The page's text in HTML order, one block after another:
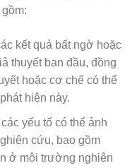
kết quả bất ngờ hoặc
thuyết ban đầu, đồng
hoặc cơ chế có thể
hiện này.
yếu tố có thể ảnh
cứu, bao gồm
ở môi trường nghiên